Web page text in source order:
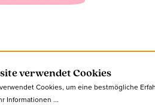
verwendet Cookies
Cookies, um eine bestmögliche
Informationen ...